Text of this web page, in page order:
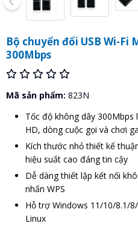
Bộ chuyển đổi USB Wi-Fi
300Mbps
Mã sản phẩm: 823N
Tốc độ không dây
HD, dòng cuộc gọi và chơi
Kích thước nhỏ thiết kế
hiệu suất cao đáng tin cậy
Dễ dàng thiết lập kết nối
nhấn WPS
Hỗ trợ Windows 11/10/8.1/
Linux